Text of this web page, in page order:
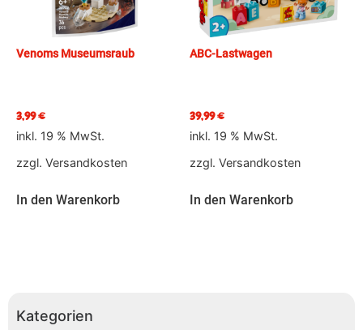
Kategorien
Venoms Museumsraub
3,99€
inkl. 19 % MwSt.
zzgl. Versandkosten
In den Warenkorb
ABC-Lastwagen
39,99€
inkl. 19 % MwSt.
zzgl. Versandkosten
In den Warenkorb